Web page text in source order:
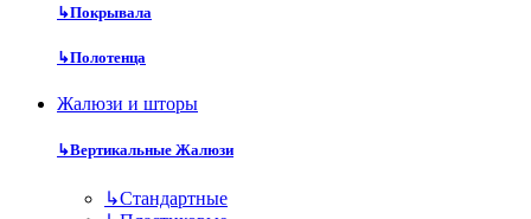
↳Покрывала
↳Полотенца
Жалюзи и шторы
↳Вертикальные Жалюзи
↳Стандартные